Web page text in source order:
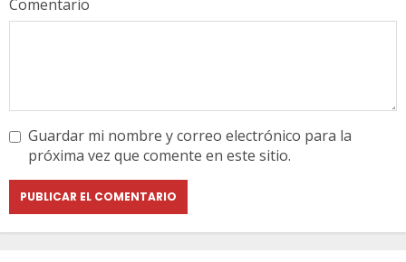
Comentario
Guardar mi nombre y correo electrónico para la
próxima vez que comente en este sitio.